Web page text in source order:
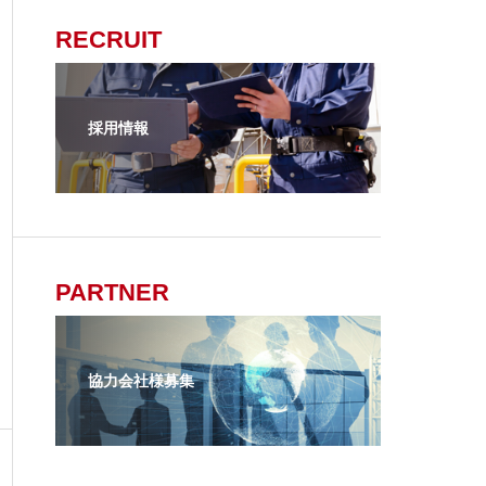
RECRUIT
採用情報
PARTNER
協力会社様募集